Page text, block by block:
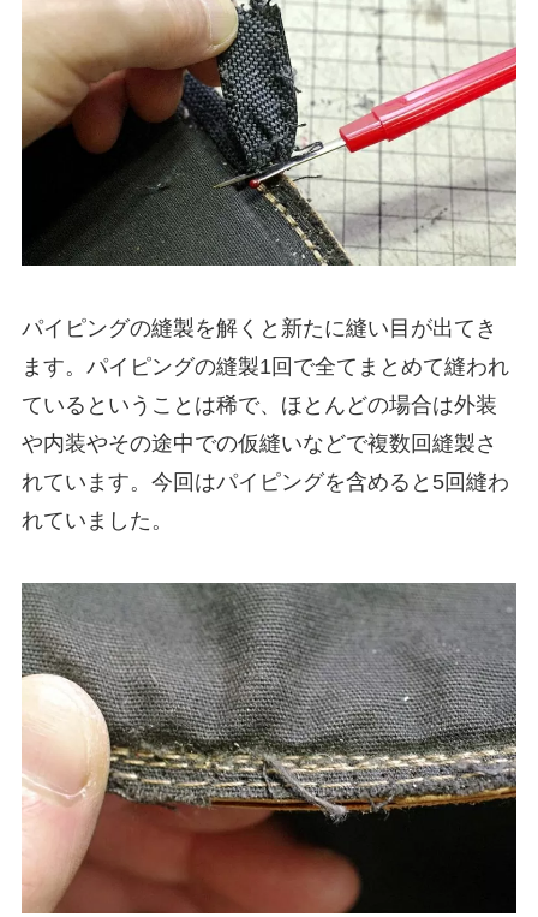
パイピングの縫製を解くと新たに縫い目が出てき
ます。パイピングの縫製1回で全てまとめて縫われ
ているということは稀で、ほとんどの場合は外装
や内装やその途中での仮縫いなどで複数回縫製さ
れています。今回はパイピングを含めると5回縫わ
れていました。